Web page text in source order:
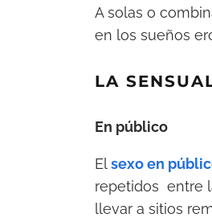
A solas o
en los sueños
LA
En público
Elsexo en
repetidos entre
llevar a sitios